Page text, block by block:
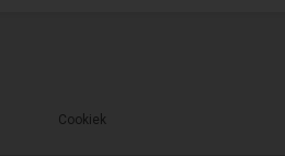
Cookiek